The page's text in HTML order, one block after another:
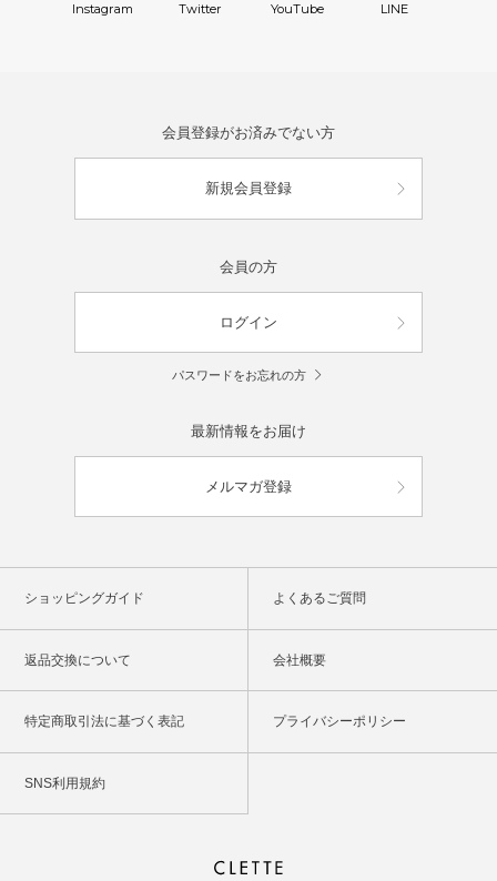
Instagram Twitter YouTube LINE
会員登録がお済みでない方
新規会員登録
会員の方
ログイン
パスワードをお忘れの方
最新情報をお届け
メルマガ登録
ショッピングガイド よくあるご質問
返品交換について 会社概要
特定商取引法に基づく表記 プライバシーポリシー
SNS利用規約